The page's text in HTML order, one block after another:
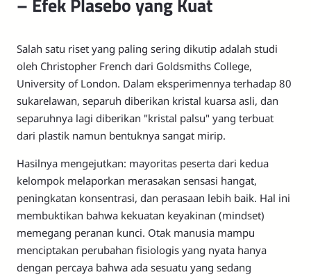
– Efek Plasebo yang Kuat
Salah satu riset yang paling sering dikutip adalah studi
oleh Christopher French dari Goldsmiths College,
University of London. Dalam eksperimennya terhadap 80
sukarelawan, separuh diberikan kristal kuarsa asli, dan
separuhnya lagi diberikan "kristal palsu" yang terbuat
dari plastik namun bentuknya sangat mirip.
Hasilnya mengejutkan: mayoritas peserta dari kedua
kelompok melaporkan merasakan sensasi hangat,
peningkatan konsentrasi, dan perasaan lebih baik. Hal ini
membuktikan bahwa kekuatan keyakinan (mindset)
memegang peranan kunci. Otak manusia mampu
menciptakan perubahan fisiologis yang nyata hanya
dengan percaya bahwa ada sesuatu yang sedang